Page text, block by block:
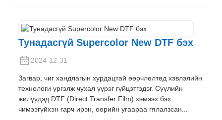
Тунадасгүй Supercolor New DTF бэх
2024-12-31
Загвар, чиг хандлагын хурдацтай өөрчлөлтөд хэвлэлийн
технологи үргэлж чухал үүрэг гүйцэтгэдэг. Сүүлийн
жилүүдэд DTF (Direct Transfer Film) хэмээх бэх
чимээгүйхэн гарч ирэн, өөрийн угаараа гялалзсан...